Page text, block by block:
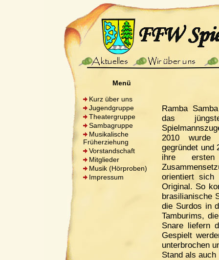
Menü
Kurz über uns
Jugendgruppe
Theatergruppe
Sambagruppe
Musikalische
Früherziehung
Vorstandschaft
Mitglieder
Musik (Hörproben)
Impressum
Ramba
das
2010 wurde
gegründet und
ihre
orientiert sich
Original. So
brasilianische
die Surdos in
Tamburims,
Snare liefern
Gespielt
unterbrochen
Stand als